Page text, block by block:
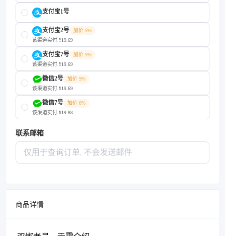
支付宝1号
支付宝2号
加价 5%
该渠道实付 ¥19.69
支付宝7号
加价 5%
该渠道实付 ¥19.69
微信2号
加价 5%
该渠道实付 ¥19.69
微信7号
加价 6%
该渠道实付 ¥19.88
联系邮箱
商品详情